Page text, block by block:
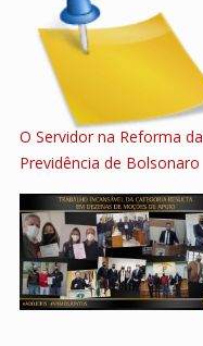
O Servidor na Reforma da
Previdência de Bolsonaro